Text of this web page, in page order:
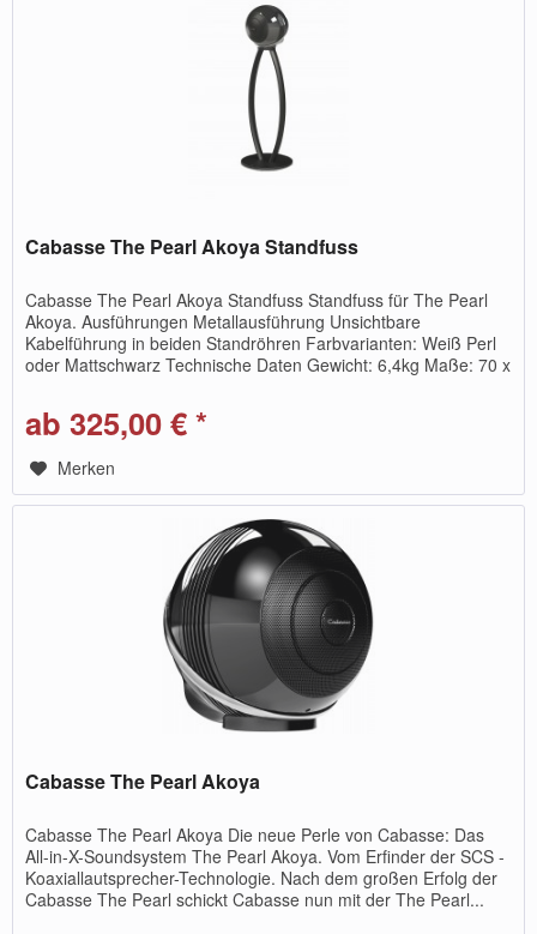
Cabasse The Pearl Akoya Standfuss
Cabasse The Pearl Akoya Standfuss Standfuss für The Pearl
Akoya. Ausführungen Metallausführung Unsichtbare
Kabelführung in beiden Standröhren Farbvarianten: Weiß Perl
oder Mattschwarz Technische Daten Gewicht: 6,4kg Maße: 70 x
ab 325,00 € *
Merken
Cabasse The Pearl Akoya
Cabasse The Pearl Akoya Die neue Perle von Cabasse: Das
All-in-X-Soundsystem The Pearl Akoya. Vom Erfinder der SCS -
Koaxiallautsprecher-Technologie. Nach dem großen Erfolg der
Cabasse The Pearl schickt Cabasse nun mit der The Pearl...